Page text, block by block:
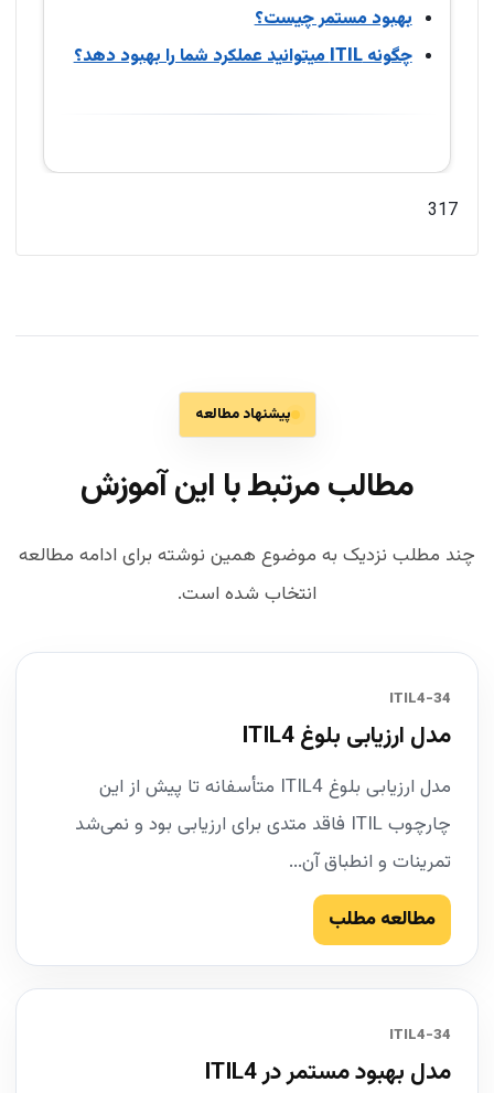
بهبود مستمر چیست؟
چگونه ITIL میتوانید عملکرد شما را بهبود دهد؟
317
پیشنهاد مطالعه
مطالب مرتبط با این آموزش
چند مطلب نزدیک به موضوع همین نوشته برای ادامه مطالعه
انتخاب شده است.
34-ITIL4
مدل ارزیابی بلوغ ITIL4
مدل ارزیابی بلوغ ITIL4 متأسفانه تا پیش از این
چارچوب ITIL فاقد متدی برای ارزیابی بود و نمی‌شد
تمرینات و انطباق آن...
مطالعه مطلب
34-ITIL4
مدل بهبود مستمر در ITIL4